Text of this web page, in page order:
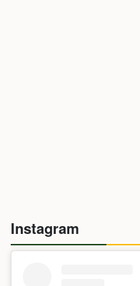
Instagram